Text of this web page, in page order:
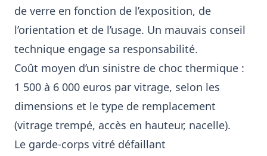
de verre en fonction de l’exposition, de
l’orientation et de l’usage. Un mauvais conseil
technique engage sa responsabilité.
Coût moyen d’un sinistre de choc thermique :
1 500 à 6 000 euros par vitrage, selon les
dimensions et le type de remplacement
(vitrage trempé, accès en hauteur, nacelle).
Le garde-corps vitré défaillant